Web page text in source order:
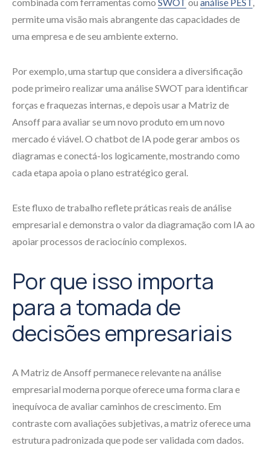
permite uma visão mais abrangente das capacidades de
uma empresa e de seu ambiente externo.
Por exemplo, uma startup que considera a diversificação
pode primeiro realizar uma análise SWOT para identificar
forças e fraquezas internas, e depois usar a Matriz de
Ansoff para avaliar se um novo produto em um novo
mercado é viável. O chatbot de IA pode gerar ambos os
diagramas e conectá-los logicamente, mostrando como
cada etapa apoia o plano estratégico geral.
Este fluxo de trabalho reflete práticas reais de análise
empresarial e demonstra o valor da diagramação com IA ao
apoiar processos de raciocínio complexos.
Por que isso importa
para a tomada de
decisões empresariais
A Matriz de Ansoff permanece relevante na análise
empresarial moderna porque oferece uma forma clara e
inequívoca de avaliar caminhos de crescimento. Em
contraste com avaliações subjetivas, a matriz oferece uma
estrutura padronizada que pode ser validada com dados.